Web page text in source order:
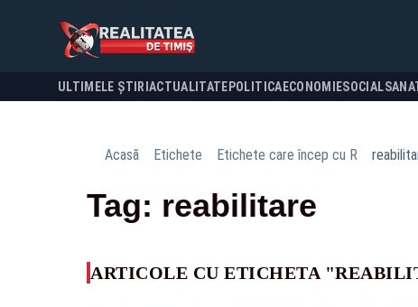
ULTIMELE ȘTIRI ACTUALITATE POLITICA ECONOMIESOCIAL
Acasă Etichete Etichete care încep cu R
Tag: reabilitare
ARTICOLE CU ETICHETA